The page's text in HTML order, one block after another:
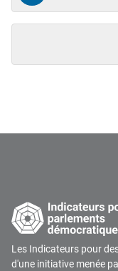
Les Indicateurs pour
d'une initiative menée